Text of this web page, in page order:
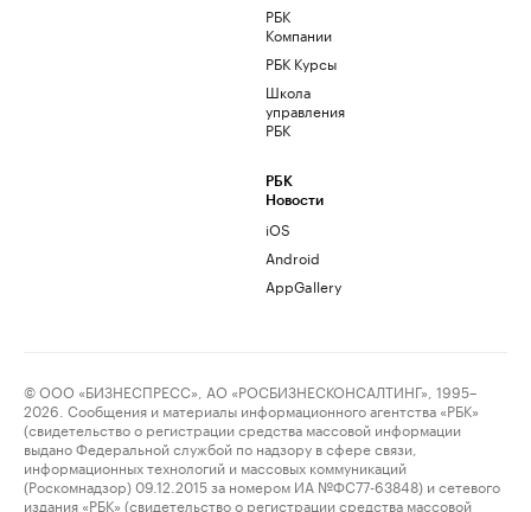
РБК
Компании
РБК Курсы
Школа
управления
РБК
РБК
Новости
iOS
Android
AppGallery
© ООО «БИЗНЕСПРЕСС», АО «РОСБИЗНЕСКОНСАЛТИНГ», 1995–
2026. Сообщения и материалы информационного агентства «РБК»
(свидетельство о регистрации средства массовой информации
выдано Федеральной службой по надзору в сфере связи,
информационных технологий и массовых коммуникаций
(Роскомнадзор) 09.12.2015 за номером ИА №ФС77-63848) и сетевого
издания «РБК» (свидетельство о регистрации средства массовой